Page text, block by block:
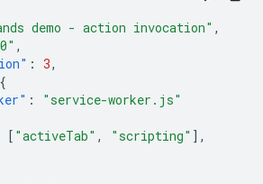
demo - action invocation" ,
,
: 3,
{
:
"service-worker.js"
[ "activeTab" , "scripting" ],